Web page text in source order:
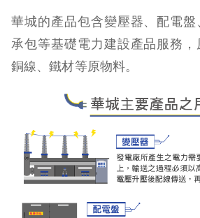
華城的產品包含變壓器、配電
承包等基礎電力建設產品服務，
銅線、鐵材等原物料。